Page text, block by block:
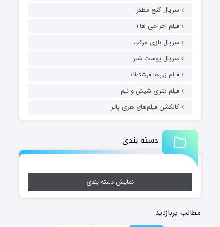
سریال گنج مظفر
فیلم اخراجی ها ۱
سریال بازی مرکب
سریال پوست شیر
فیلم زن‌ها فرشته‌اند
فیلم متری شیش و نیم
کالکشن فیلم‌های هری پاتر
دسته بندی
نمایش دسته بندی
مطالب پربازدید